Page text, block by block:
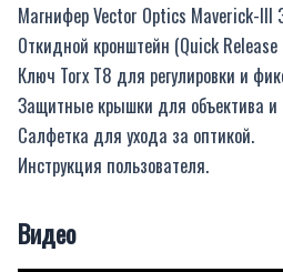
Магнифер Vector Optics Maverick-III
Откидной кронштейн (Quick
Ключ Torx T8 для регулировки и
Защитные крышки для объектива и
Салфетка для ухода за оптикой.
Инструкция пользователя.
Видео